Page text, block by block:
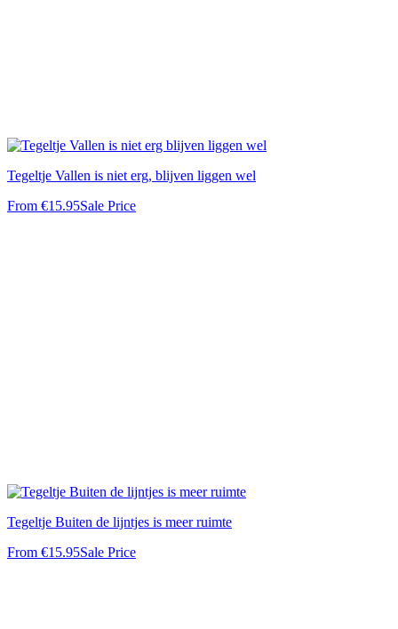
Tegeltje Vallen is niet erg, blijven liggen wel
From €15.95Sale Price
Tegeltje Buiten de lijntjes is meer ruimte
From €15.95Sale Price